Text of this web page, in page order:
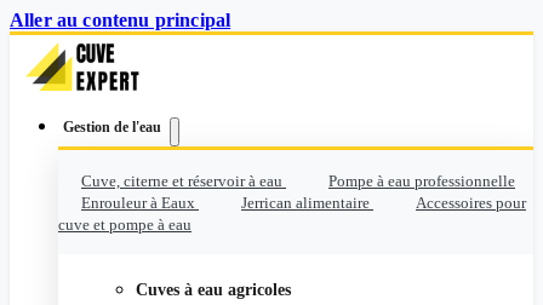
Aller au contenu principal
Gestion de l'eau
Cuve, citerne et réservoir à eau
Pompe à eau professionnelle
Enrouleur à Eaux
Jerrican alimentaire
Accessoires pour
cuve et pompe à eau
Cuves à eau agricoles